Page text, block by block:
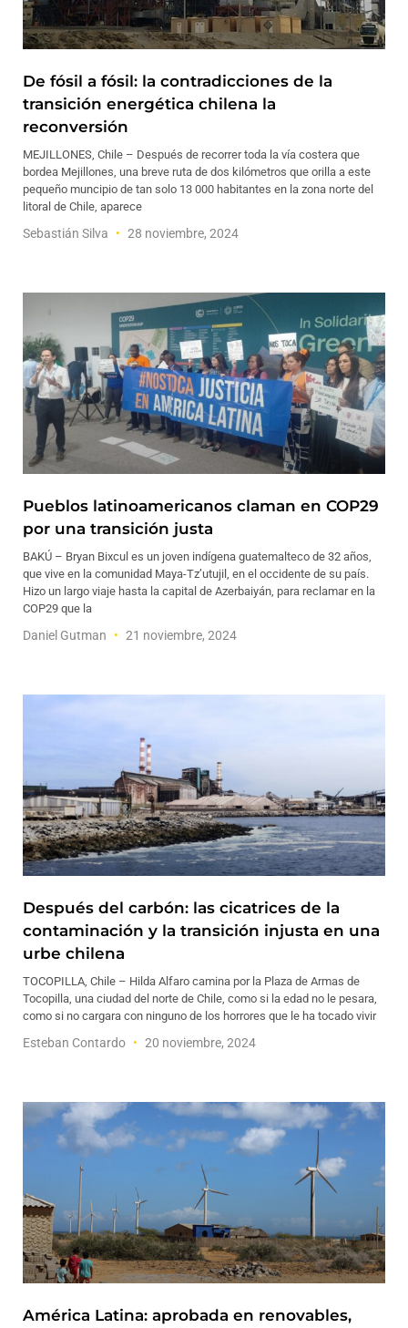
De fósil a fósil: la contradicciones de la
transición energética chilena la
reconversión
MEJILLONES, Chile – Después de recorrer toda la vía costera que
bordea Mejillones, una breve ruta de dos kilómetros que orilla a este
pequeño muncipio de tan solo 13 000 habitantes en la zona norte del
litoral de Chile, aparece
Sebastián Silva 28 noviembre, 2024
Pueblos latinoamericanos claman en COP29
por una transición justa
BAKÚ – Bryan Bixcul es un joven indígena guatemalteco de 32 años,
que vive en la comunidad Maya-Tz’utujil, en el occidente de su país.
Hizo un largo viaje hasta la capital de Azerbaiyán, para reclamar en la
COP29 que la
Daniel Gutman 21 noviembre, 2024
Después del carbón: las cicatrices de la
contaminación y la transición injusta en una
urbe chilena
TOCOPILLA, Chile – Hilda Alfaro camina por la Plaza de Armas de
Tocopilla, una ciudad del norte de Chile, como si la edad no le pesara,
como si no cargara con ninguno de los horrores que le ha tocado vivir
Esteban Contardo 20 noviembre, 2024
América Latina: aprobada en renovables,